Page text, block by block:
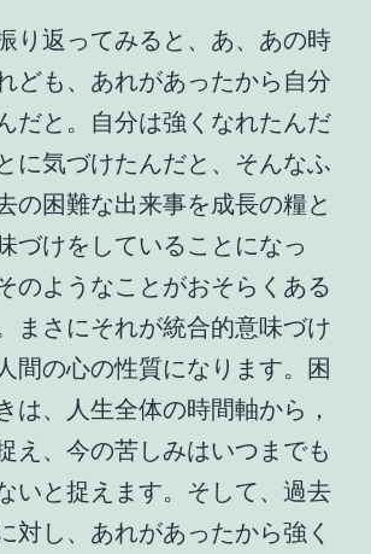
り返ってみると、あ、あの時
ども、あれがあったから自分
だと。自分は強くなれたんだ
に気づけたんだと、そんなふ
の困難な出来事を成長の糧と
づけをしていることになっ
のようなことがおそらくある
まさにそれが統合的意味づけ
間の心の性質になります。困
は、人生全体の時間軸から，
え、今の苦しみはいつまでも
いと捉えます。そして、過去
対し、あれがあったから強く